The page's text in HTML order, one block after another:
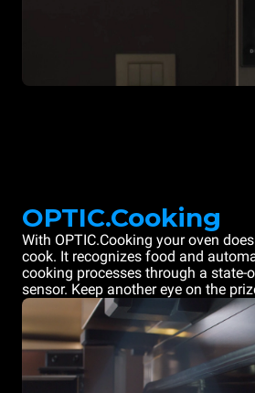
OPTIC.Cooking
With OPTIC.Cooking your oven
cook. It recognizes food and
cooking processes through a state-
sensor. Keep another eye on the